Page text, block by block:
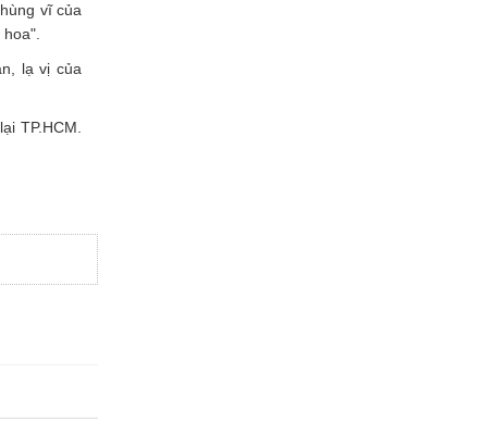
vĩ của
lạ vị của
TP.HCM.